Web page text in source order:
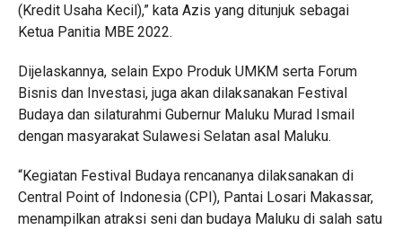
(Kredit Usaha Kecil),” kata Azis yang ditunjuk sebagai
Ketua Panitia MBE 2022.
Dijelaskannya, selain Expo Produk UMKM serta Forum
Bisnis dan Investasi, juga akan dilaksanakan Festival
Budaya dan silaturahmi Gubernur Maluku Murad Ismail
dengan masyarakat Sulawesi Selatan asal Maluku.
“Kegiatan Festival Budaya rencananya dilaksanakan di
Central Point of Indonesia (CPI), Pantai Losari Makassar,
menampilkan atraksi seni dan budaya Maluku di salah satu